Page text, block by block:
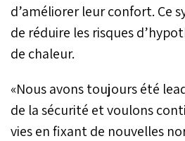
d’améliorer leur confort. Ce
de réduire les risques
de chaleur.
«Nous avons toujours été
de la sécurité et voulons
vies en fixant de nouvelles